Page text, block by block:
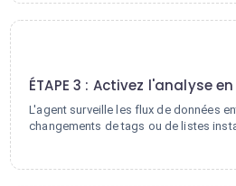
ÉTAPE 3 : Activez l'analyse
L'agent surveille les flux de données
changements de tags ou de listes